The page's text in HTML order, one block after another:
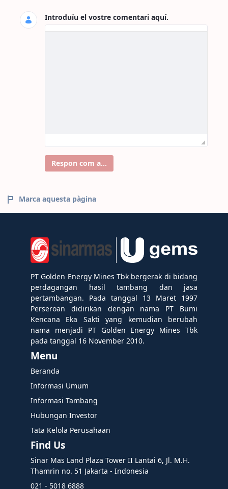
Introduïu el vostre comentari aquí.
Respon com a...
Marca aquesta pàgina
PT Golden Energy Mines Tbk bergerak di bidang
perdagangan hasil tambang dan jasa
pertambangan. Pada tanggal 13 Maret 1997
Perseroan didirikan dengan nama PT Bumi
Kencana Eka Sakti yang kemudian berubah
nama menjadi PT Golden Energy Mines Tbk
pada tanggal 16 November 2010.
Menu
Beranda
Informasi Umum
Informasi Tambang
Hubungan Investor
Tata Kelola Perusahaan
Find Us
Sinar Mas Land Plaza Tower II Lantai 6, Jl. M.H.
Thamrin no. 51 Jakarta - Indonesia
021 - 5018 6888